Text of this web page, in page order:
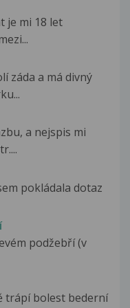
je mi 18 let
záda a má divný
a nejspis mi
pokládala dotaz
podžebří (v
trápí bolest bederní